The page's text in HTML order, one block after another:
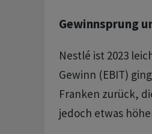
Gewinnsprung
Nestlé ist 2023
Gewinn (EBIT)
Franken zurück,
jedoch etwas